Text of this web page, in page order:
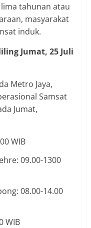
tahunan atau
masyarakat
induk.
Jumat, 25 Juli
Metro Jaya,
Samsat
Jumat,
WIB
09.00-1300
08.00-14.00
WIB